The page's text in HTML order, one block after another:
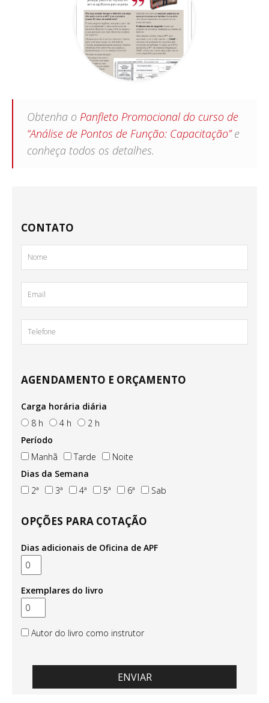
Obtenha o Panfleto Promocional do curso de
“Análise de Pontos de Função: Capacitação”e
conheça todos os detalhes.
CONTATO
AGENDAMENTO E ORÇAMENTO
Carga horária diária
8 h
4 h
2 h
Período
Manhã
Tarde
Noite
Dias da Semana
2ª
3ª 4ª 5ª 6ª Sab
OPÇÕES PARA COTAÇÃO
Dias adicionais de Oficina de APF
Exemplares do livro
Autor do livro como instrutor